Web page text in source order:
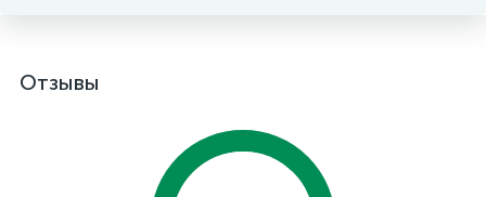
Отзывы